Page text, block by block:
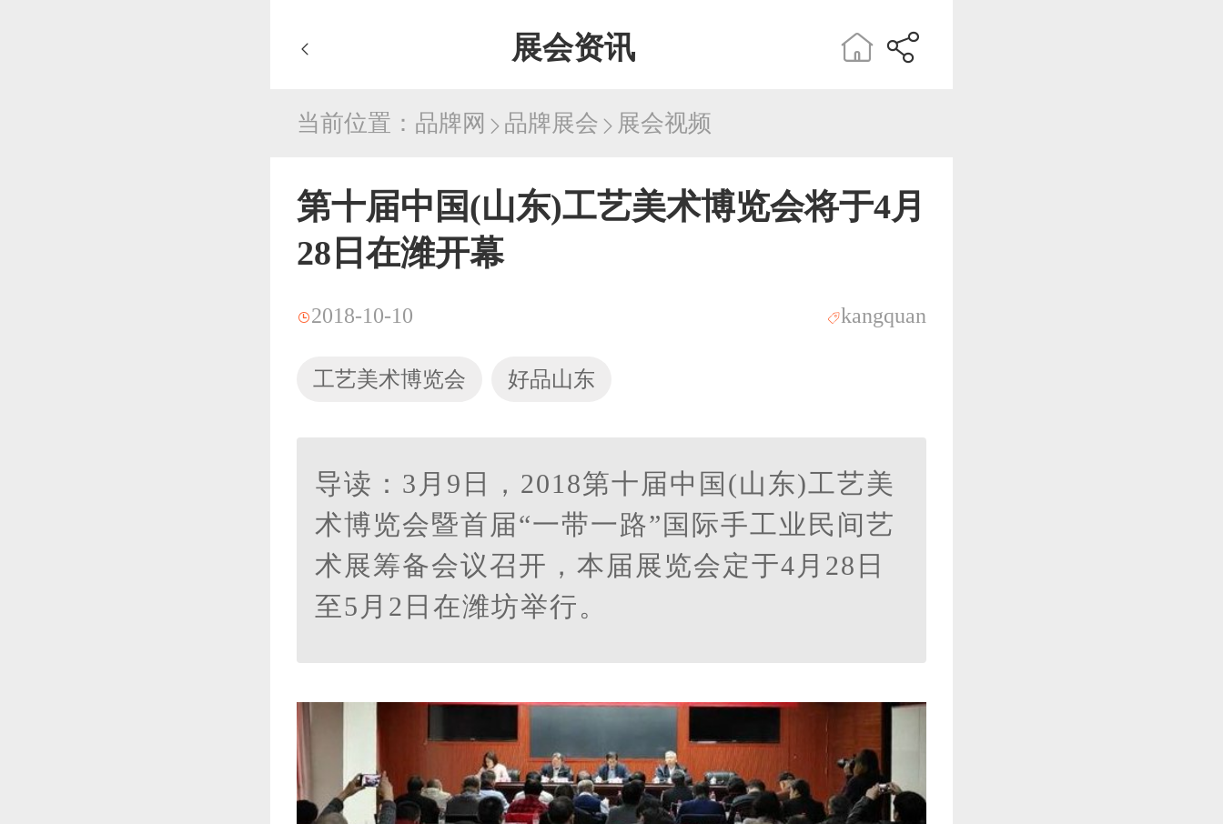
展会资讯
当前位置： 品牌网 品牌展会 展会视频
第十届中国(山东)工艺美术博览会将于4月
28日在潍开幕
2018-10-10 kangquan
工艺美术博览会 好品山东
导读：3月9日，2018第十届中国(山东)工艺美
术博览会暨首届“一带一路”国际手工业民间艺
术展筹备会议召开，本届展览会定于4月28日
至5月2日在潍坊举行。